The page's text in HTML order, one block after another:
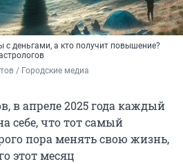
с деньгами, а кто получит повышение?
/ Городские медиа
в апреле 2025 года каждый
себе, что тот самый
пора менять свою жизнь,
этот месяц